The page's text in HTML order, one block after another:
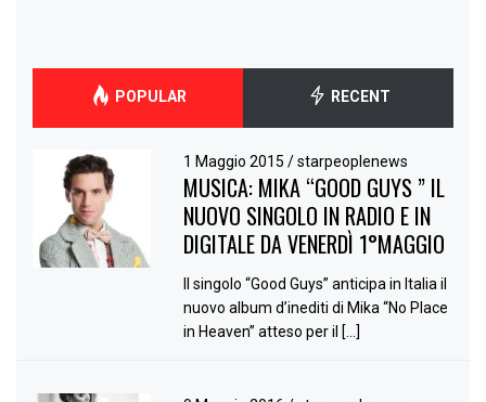
POPULAR RECENT
1 Maggio 2015/ starpeoplenews
MUSICA: MIKA “GOOD GUYS ” IL
NUOVO SINGOLO IN RADIO E IN
DIGITALE DA VENERDÌ 1°MAGGIO
Il singolo “Good Guys” anticipa in Italia il
nuovo album d’inediti di Mika “No Place
in Heaven” atteso per il […]